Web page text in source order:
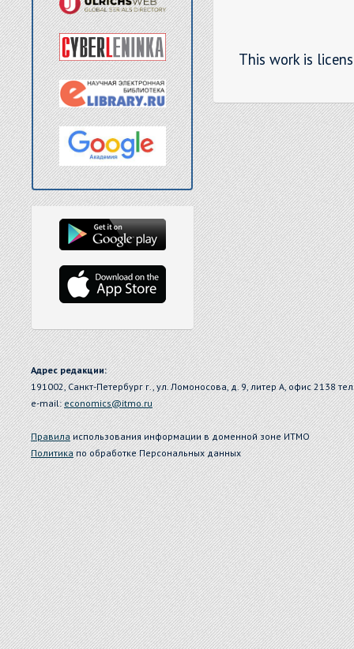
This work is
Адрес редакции:
191002, Санкт-Петербург г., ул. Ломоносова, д. 9, литер А, офис 2138
e-mail:economics@itmo.ru
Правилаиспользования информации в доменной зоне ИТМО
Политикапо обработке Персональных данных